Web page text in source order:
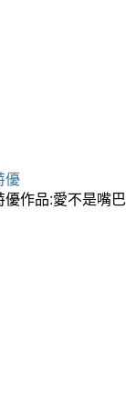
優
作品:愛不是嘴